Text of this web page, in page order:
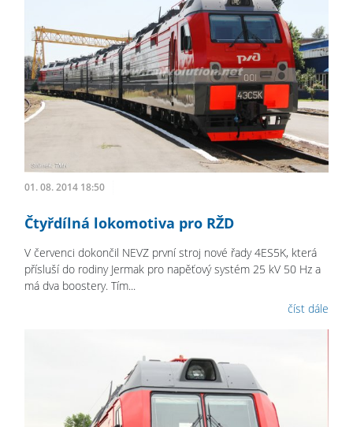
01. 08. 2014 18:50
Čtyřdílná lokomotiva pro RŽD
V červenci dokončil NEVZ první stroj nové řady 4ES5K, která
přísluší do rodiny Jermak pro napěťový systém 25 kV 50 Hz a
má dva boostery. Tím...
číst dále